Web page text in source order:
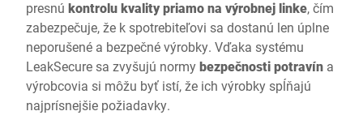
presnú kontrolu kvality priamo na výrobnej linke, čím
zabezpečuje, že k spotrebiteľovi sa dostanú len úplne
neporušené a bezpečné výrobky. Vďaka systému
LeakSecure sa zvyšujú normybezpečnosti potravín a
výrobcovia si môžu byť istí, že ich výrobky spĺňajú
najprísnejšie požiadavky.